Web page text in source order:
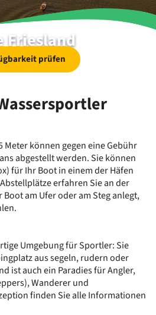
Friesland
prüfen
Meter können gegen eine Gebühr
abgestellt werden. Sie können
für Ihr Boot in einem der Häfen
erfahren Sie an der
am Ufer oder am Steg anlegt,
Umgebung für Sportler: Sie
aus segeln, rudern oder
ist auch ein Paradies für Angler,
Wanderer und
finden Sie alle Informationen